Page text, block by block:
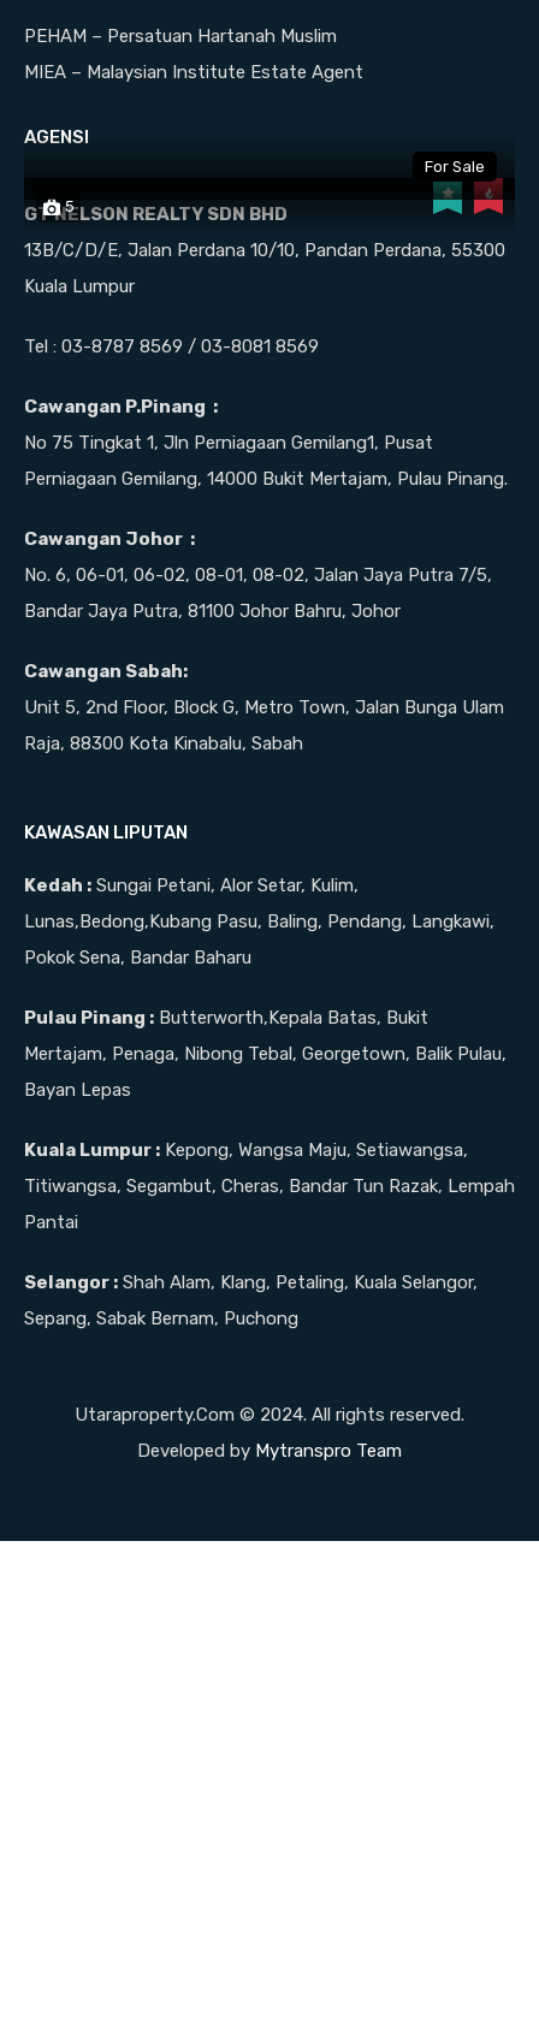
For Sale
5
For Sale
CORNER LOT TAMAN BESTARI, KUALA
KETIL KEDAH
Added:
For Sale
PEHAM – Persatuan Hartanah Muslim
MIEA – Malaysian Institute Estate Agent
AGENSI
GT NELSON REALTY SDN BHD
13B/C/D/E, Jalan Perdana 10/10, Pandan Perdana, 55300
Kuala Lumpur
Tel : 03-8787 8569 / 03-8081 8569
Cawangan P.Pinang :
No 75 Tingkat 1, Jln Perniagaan Gemilang1, Pusat
Perniagaan Gemilang, 14000 Bukit Mertajam, Pulau Pinang.
Cawangan Johor :
No. 6, 06-01, 06-02, 08-01, 08-02, Jalan Jaya Putra 7/5,
Bandar Jaya Putra, 81100 Johor Bahru, Johor
Cawangan Sabah:
Unit 5, 2nd Floor, Block G, Metro Town, Jalan Bunga Ulam
Raja, 88300 Kota Kinabalu, Sabah
KAWASAN LIPUTAN
Kedah : Sungai Petani, Alor Setar, Kulim,
Lunas,Bedong,Kubang Pasu, Baling, Pendang, Langkawi,
Pokok Sena, Bandar Baharu
Pulau Pinang : Butterworth,Kepala Batas, Bukit
Mertajam, Penaga, Nibong Tebal, Georgetown, Balik Pulau,
Bayan Lepas
Kuala Lumpur : Kepong, Wangsa Maju, Setiawangsa,
Titiwangsa, Segambut, Cheras, Bandar Tun Razak, Lempah
Pantai
Selangor : Shah Alam, Klang, Petaling, Kuala Selangor,
Sepang, Sabak Bernam, Puchong
Utaraproperty.Com © 2024. All rights reserved.
Developed by Mytranspro Team